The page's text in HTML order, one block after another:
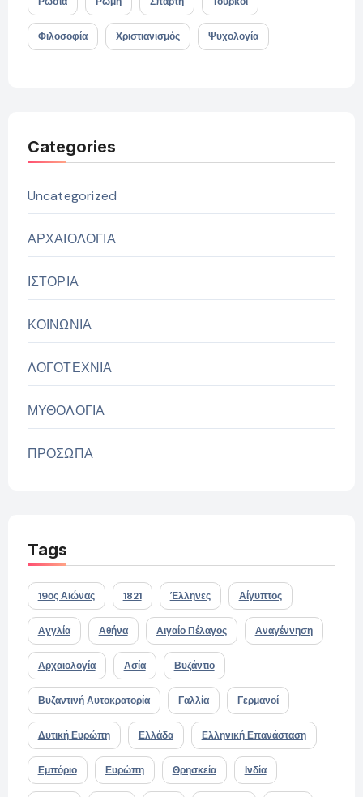
Φιλοσοφία Χριστιανισμός Ψυχολογία
Categories
Uncategorized
ΑΡΧΑΙΟΛΟΓΙΑ
ΙΣΤΟΡΙΑ
ΚΟΙΝΩΝΙΑ
ΛΟΓΟΤΕΧΝΙΑ
ΜΥΘΟΛΟΓΙΑ
ΠΡΟΣΩΠΑ
Tags
19ος Αιώνας 1821 Έλληνες Αίγυπτος
Αγγλία Αθήνα Αιγαίο Πέλαγος Αναγέννηση
Αρχαιολογία Ασία Βυζάντιο
Βυζαντινή Αυτοκρατορία Γαλλία Γερμανοί
Δυτική Ευρώπη Ελλάδα Ελληνική Επανάσταση
Εμπόριο Ευρώπη Θρησκεία Ινδία